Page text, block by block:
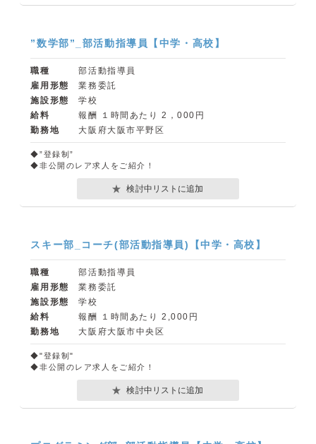
”数学部”_部活動指導員【中学・高校】
職種
部活動指導員
雇用形態
業務委託
施設形態
学校
給料
報酬 １時間あたり 2，000円
勤務地
大阪府大阪市平野区
◆”登録制”
◆非公開のレア求人をご紹介！
検討中リストに追加
スキー部_コーチ(部活動指導員)【中学・高校】
職種
部活動指導員
雇用形態
業務委託
施設形態
学校
給料
報酬 １時間あたり 2,000円
勤務地
大阪府大阪市中央区
◆"登録制"
◆非公開のレア求人をご紹介！
検討中リストに追加